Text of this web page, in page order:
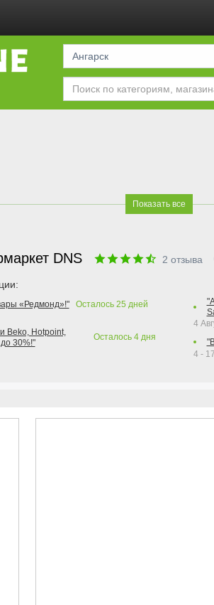
Ангарск
Показать все
DNS 2 отзыва
«Редмонд»!" Осталось 25 дней
Beko, Hotpoint,
30%!"
Осталось 4дня
4
4 -